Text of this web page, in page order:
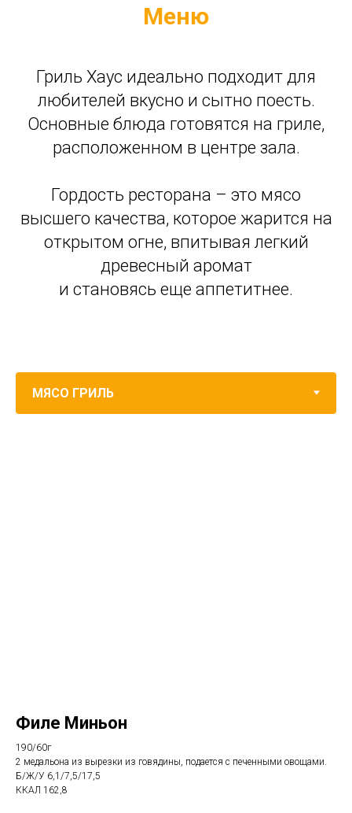
Меню
Гриль Хаус идеально подходит для
любителей вкусно и сытно поесть.
Основные блюда готовятся на гриле,
расположенном в центре зала.
Гордость ресторана – это мясо
высшего качества, которое жарится на
открытом огне, впитывая легкий
древесный аромат
и становясь еще аппетитнее.
Филе Миньон
190/60г
2 медальона из вырезки из говядины, подается с печенными овощами.
Б/Ж/У 6,1/7,5/17,5
ККАЛ 162,8